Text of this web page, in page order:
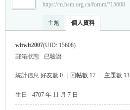
›
https://m.bsm.org.cn/forum/?15608
主題 個人資料
wltwlt2007(UID: 15608)
郵箱狀態
已驗證
統計信息 好友數 0 回帖數 17 主題數 13
生日 4707 年 11 月 7 日